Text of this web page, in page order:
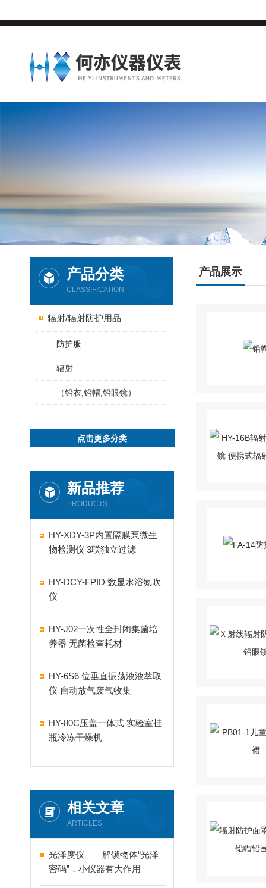
产品分类
CLASSIFICATION
辐射/辐射防护用品
防护服
辐射
（铅衣,铅帽,铅眼镜）
点击更多分类
新品推荐
PRODUCTS
HY-XDY-3P内置隔膜泵微生
物检测仪 3联独立过滤
HY-DCY-FPID 数显水浴氮吹
仪
HY-J02一次性全封闭集菌培
养器 无菌检查耗材
HY-6S6 位垂直振荡液液萃取
仪 自动放气废气收集
HY-80C压盖一体式 实验室挂
瓶冷冻干燥机
相关文章
ARTICLES
光泽度仪——解锁物体“光泽
密码”，小仪器有大作用
产品展示